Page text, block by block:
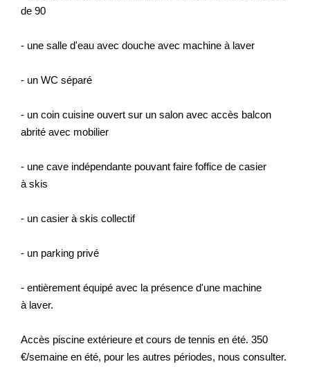
de 90
- une salle d'eau avec douche avec machine à laver
- un WC séparé
- un coin cuisine ouvert sur un salon avec accès balcon
abrité avec mobilier
- une cave indépendante pouvant faire foffice de casier
à skis
- un casier à skis collectif
- un parking privé
- entièrement équipé avec la présence d'une machine
à laver.
Accès piscine extérieure et cours de tennis en été. 350
€/semaine en été, pour les autres périodes, nous consulter.